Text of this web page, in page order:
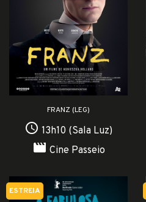
FRANZ (LEG)
access_time 13h10 (Sala Luz)
movie Cine Passeio
ESTREIA